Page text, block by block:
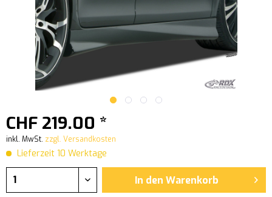
CHF 219.00 *
inkl. MwSt. zzgl. Versandkosten
Lieferzeit 10 Werktage
In den Warenkorb